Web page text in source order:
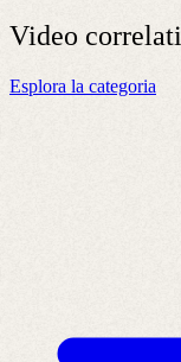
Video correlati
Esplora la categoria